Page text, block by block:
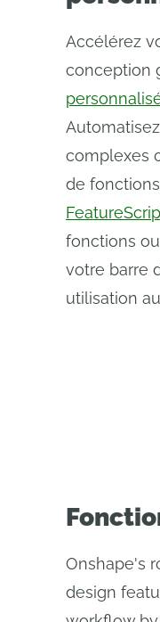
Accélérez
conception
complexes
de
fonctions
votre barre
utilisation
Onshape's
design